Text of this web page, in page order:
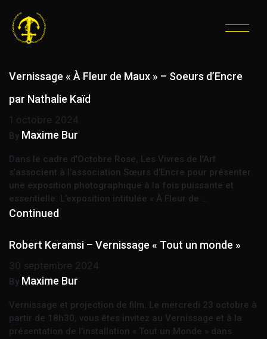
ÉTIQUETTE :
VERNISSAGE
Vernissage « À Fleur de Maux » – Soeurs d’Encre
par Nathalie Kaïd
1 octobre 2024
By Maxime Bur
Dans le cadre d’Octobre Rose, Les Vivres de l’Art
s’associent à l’association Sœurs d’Encre pour présenter
une exposition photographique à la fois puissante et
essentielle. L’exposition intitulée « À Fleur de …
Continued
Robert Keramsi – Vernissage « Tout un monde »
30 septembre 2024
By Maxime Bur
Vernissage et projection de film. Le mercredi 23 octobre à
partir de 18h30, vous êtes invitez au Vernissage et à la
présentation de l’installation « Tout un Monde » dans